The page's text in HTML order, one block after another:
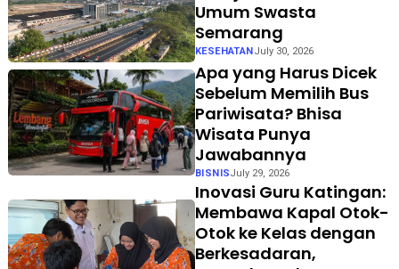
Umum Swasta
Semarang
KESEHATANJuly 30, 2026
Apa yang Harus Dicek
Sebelum Memilih Bus
Pariwisata? Bhisa
Wisata Punya
Jawabannya
BISNISJuly 29, 2026
Inovasi Guru Katingan:
Membawa Kapal Otok-
Otok ke Kelas dengan
Berkesadaran,